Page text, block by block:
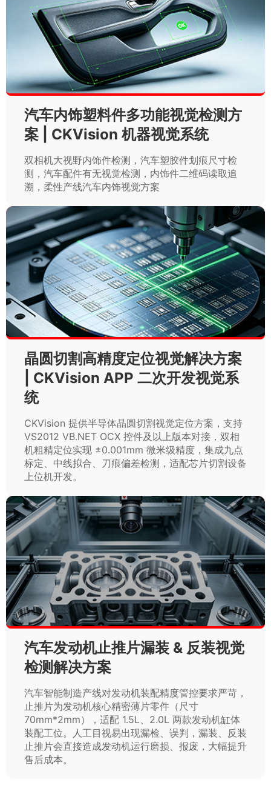
汽车内饰塑料件多功能视觉检测方
案 | CKVision 机器视觉系统
双相机大视野内饰件检测，汽车塑胶件划痕尺寸检
测，汽车配件有无视觉检测，内饰件二维码读取追
溯，柔性产线汽车内饰视觉方案
晶圆切割高精度定位视觉解决方案
| CKVision APP 二次开发视觉系
统
CKVision 提供半导体晶圆切割视觉定位方案，支持
VS2012 VB.NET OCX 控件及以上版本对接，双相
机粗精定位实现 ±0.001mm 微米级精度，集成九点
标定、中线拟合、刀痕偏差检测，适配芯片切割设备
上位机开发。
汽车发动机止推片漏装 & 反装视觉
检测解决方案
汽车智能制造产线对发动机装配精度管控要求严苛，
止推片为发动机核心精密薄片零件（尺寸
70mm*2mm），适配 1.5L、2.0L 两款发动机缸体
装配工位。人工目视易出现漏检、误判，漏装、反装
止推片会直接造成发动机运行磨损、报废，大幅提升
售后成本。